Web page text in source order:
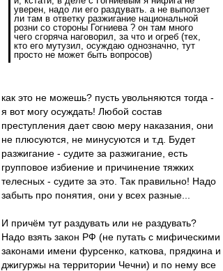
уверен, надо ли его раздувать. а не выползет
ли там в ответку разжигание национальной
розни со стороны Гогниева ? он там много
чего сгоряча наговорил, за что и огреб (тех,
кто его мутузил, осуждаю однозначно, тут
просто не может быть вопросов)
как это не можешь? пусть увольняются тогда -
я вот могу осуждать! Любой состав
преступления дает свою меру наказания, они
не плюсуются, не минусуются и т.д. Будет
разжигание - судите за разжигание, есть
групповое избиение и причинение тяжких
телесных - судите за это. Так правильно! Надо
забыть про понятия, они у всех разные...
И причём тут раздувать или не раздувать?
Надо взять закон РФ (не путать с мифическими
законами имени фурсенко, каткова, прядкина и
джигуржы на территории Чечни) и по нему все